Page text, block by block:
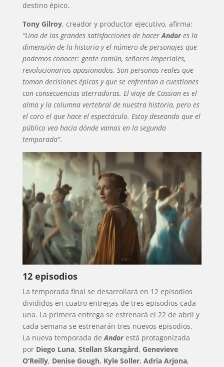
destino épico.
Tony Gilroy, creador y productor ejecutivo, afirma:
“Una de las grandes satisfacciones de hacerAndores la
dimensión de la historia y el número de personajes que
podemos conocer: gente común, señores imperiales,
revolucionarios apasionados. Son personas reales que
toman decisiones épicas y que se enfrentan a cuestiones
con consecuencias aterradoras. El viaje de Cassian es el
alma y la columna vertebral de nuestra historia, pero es
el coro el que hace el espectáculo. Estoy deseando que el
público vea hacia dónde vamos en la segunda
temporada”.
12 episodios
La temporada final se desarrollará en 12 episodios
divididos en cuatro entregas de tres episodios cada
una. La primera entrega se estrenará el 22 de abril y
cada semana se estrenarán tres nuevos episodios.
La nueva temporada deAndorestá protagonizada
por Diego Luna, Stellan Skarsgård, Genevieve
O’Reilly, Denise Gough, Kyle Soller, Adria Arjona,